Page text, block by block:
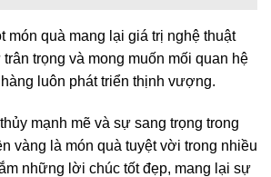
món quà mang lại giá trị nghệ thuật
trọng và mong muốn mối quan hệ
luôn phát triển thịnh vượng.
mạnh mẽ và sự sang trọng trong
vàng là món quà tuyệt vời trong nhiều
những lời chúc tốt đẹp, mang lại sự